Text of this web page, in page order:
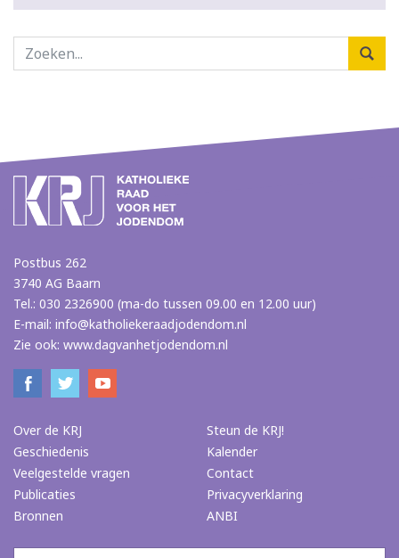
Postbus 262
3740 AG Baarn
Tel.: 030 2326900 (ma-do tussen 09.00 en 12.00 uur)
E-mail: info@katholiekeraadjodendom.nl
Zie ook: www.dagvanhetjodendom.nl
Over de KRJ
Geschiedenis
Veelgestelde vragen
Publicaties
Bronnen
Steun de KRJ!
Kalender
Contact
Privacyverklaring
ANBI